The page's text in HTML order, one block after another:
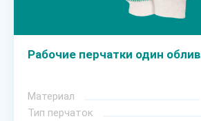
Рабочие перчатки один облив
Материал
Тип перчаток